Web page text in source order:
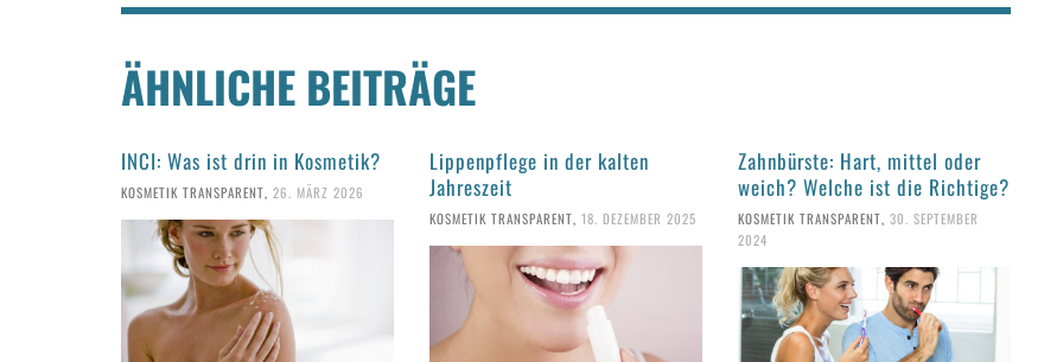
ÄHNLICHE BEITRÄGE
INCI: Was ist drin in Kosmetik?
KOSMETIK TRANSPARENT, 26. MÄRZ 2026
Lippenpflege in der kalten
Jahreszeit
KOSMETIK TRANSPARENT, 18. DEZEMBER 2025
Zahnbürste: Hart, mittel oder
weich? Welche ist die Richtige?
KOSMETIK TRANSPARENT, 30. SEPTEMBER
2024